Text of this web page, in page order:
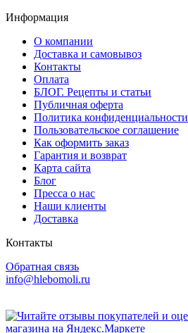
Информация
О компании
Доставка и самовывоз
Контакты
Оплата
БЛОГ. Рецепты и статьи
Публичная оферта
Политика конфиденциальности
Пользовательское соглашение
Как оформить заказ
Гарантия и возврат
Карта сайта
Блог
Пресса о нас
Наши клиенты
Доставка
Контакты
Обратная связь
info@hlebomoli.ru